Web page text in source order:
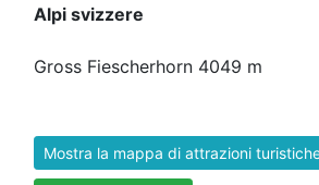
Alpi svizzere
Gross Fiescherhorn 4049 m
Mostra la mappa di attrazioni